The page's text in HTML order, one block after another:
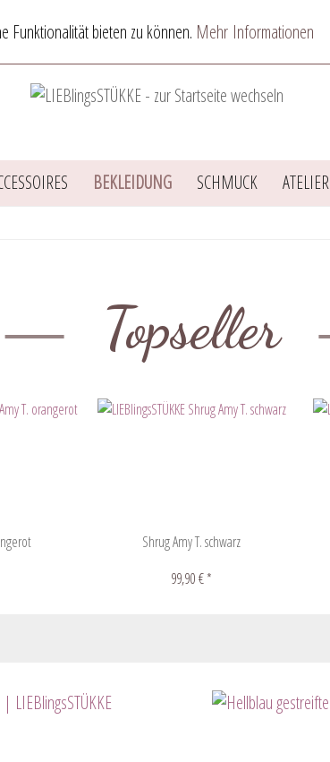
Funktionalität bieten zu können. Mehr Informationen
BEKLEIDUNG SCHMUCK ATELIER
Topseller
Shrug Amy T. schwarz
99,90 € *